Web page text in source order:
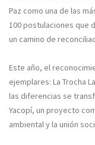
Paz como una de las
100 postulaciones que
un camino de
Este año, el
ejemplares: La Trocha
las diferencias se
Yacopí, un proyecto
ambiental y la unión